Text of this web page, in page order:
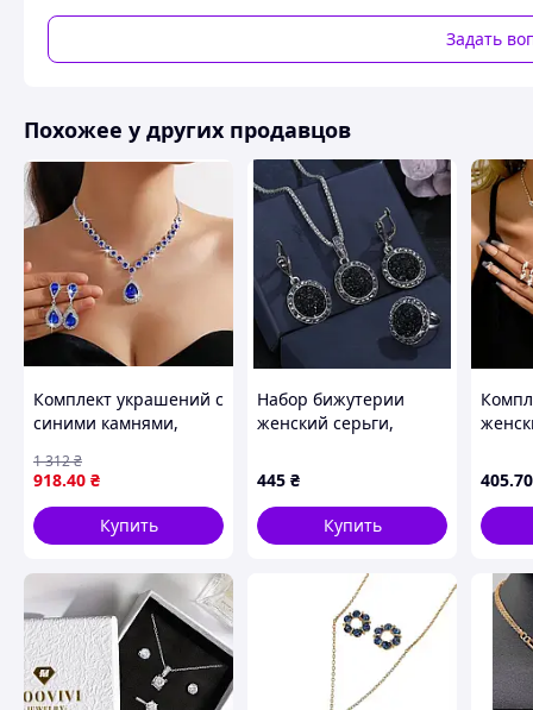
Серьги 42*10 мм
Похожие товары по характеристикам
Задать
Похожее у других продавцов
Комплект украшений с
синими камнями,
висюльки синего
цвета
918.40 ₴
1 312₴
Купить
Набор бижутерии
женский серьги,
кулон с черными
камнями код 1456
445 ₴
Купить
2414
405.70